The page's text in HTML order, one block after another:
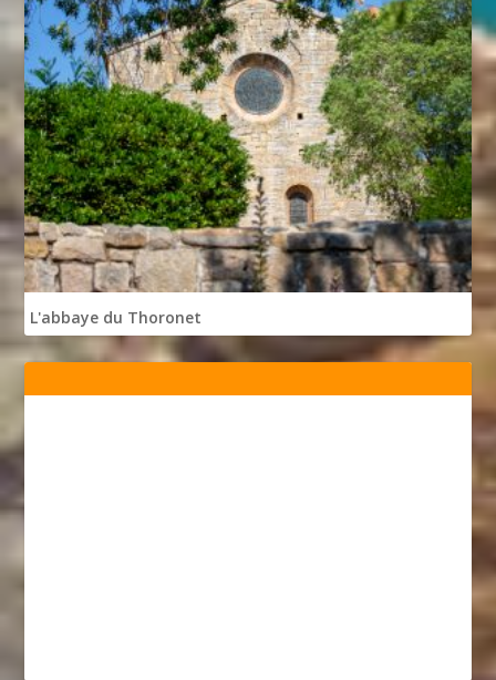
L'abbaye du Thoronet